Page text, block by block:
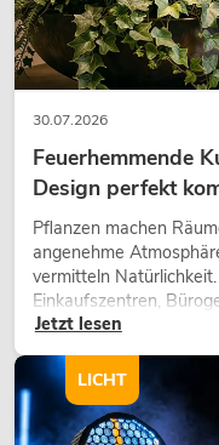
30.07.2026
Feuerhemmende
Design perfekt
Pflanzen machen
angenehme
vermitteln
Einkaufszentren,
eine hochwertige
Jetzt lesen
LICHT